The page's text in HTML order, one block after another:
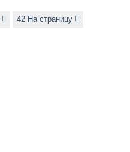
42 На страницу